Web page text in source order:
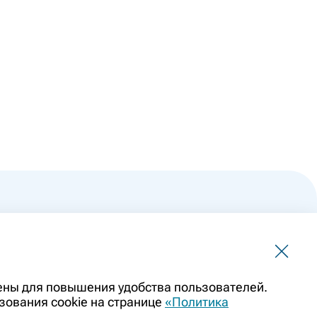
должна использоваться для самостоятельной
заменой очной консультации врача. Перед применением
препарата. Информация о лекарственных
для повышения удобства пользователей.
cookie на странице «Политика